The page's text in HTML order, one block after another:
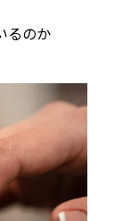
るのか